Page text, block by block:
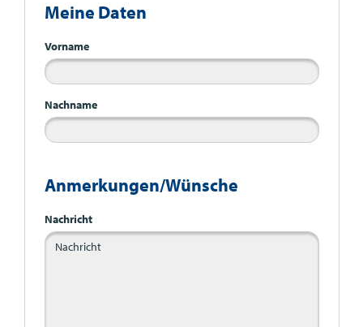
Meine Daten
Vorname
Nachname
Anmerkungen/Wünsche
Nachricht